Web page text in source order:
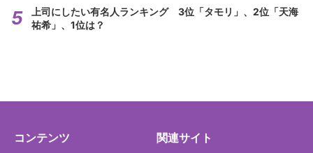
上司にしたい有名人ランキング 3位「タモリ」、2位「天海
祐希」、1位は？
コンテンツ 関連サイト